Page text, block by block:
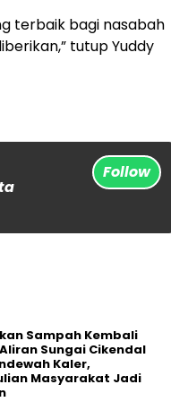
terbaik bagi nasabah
tutup Yuddy
Follow
Sampah Kembali
Sungai Cikendal
Kaler,
Masyarakat Jadi